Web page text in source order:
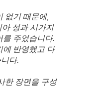
없기 때문에,
아 성과 시가지
를 주었습니다.
에 반영했고 다
다.
한 장면을 구성